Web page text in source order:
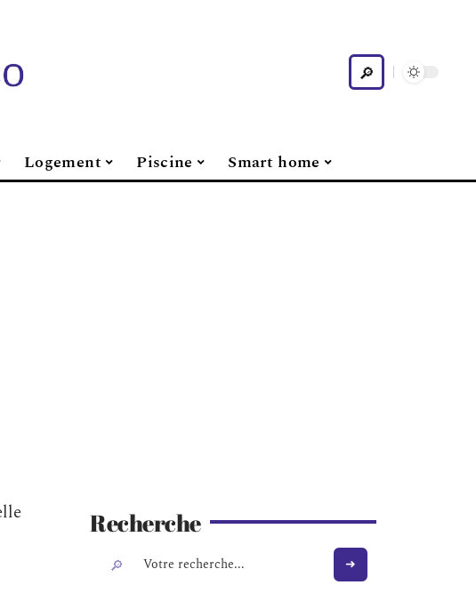
Logement Piscine Smart home
Recherche